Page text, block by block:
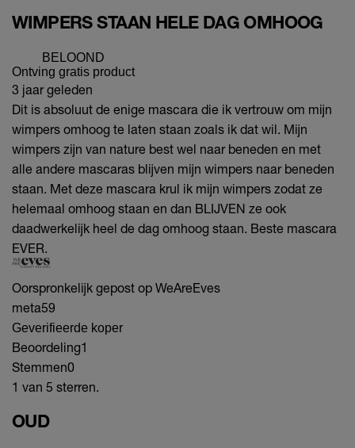
WIMPERS STAAN HELE DAG OMHOOG
BELOOND
Ontving gratis product
3 jaar geleden
Dit is absoluut de enige mascara die ik vertrouw om mijn
wimpers omhoog te laten staan zoals ik dat wil. Mijn
wimpers zijn van nature best wel naar beneden en met
alle andere mascaras blijven mijn wimpers naar beneden
staan. Met deze mascara krul ik mijn wimpers zodat ze
helemaal omhoog staan en dan BLIJVEN ze ook
daadwerkelijk heel de dag omhoog staan. Beste mascara
EVER.
Oorspronkelijk gepost op WeAreEves
meta59
Geverifieerde koper
Beoordeling1
Stemmen0
1 van 5 sterren.
OUD